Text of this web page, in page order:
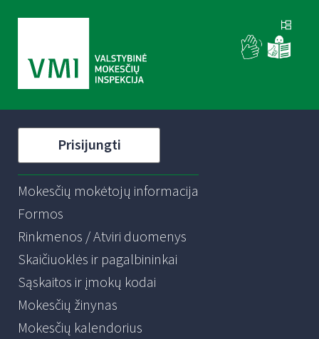
Prisijungti
Mokesčių mokėtojų informacija
Formos
Rinkmenos / Atviri duomenys
Skaičiuoklės ir pagalbininkai
Sąskaitos ir įmokų kodai
Mokesčių žinynas
Mokesčių kalendorius